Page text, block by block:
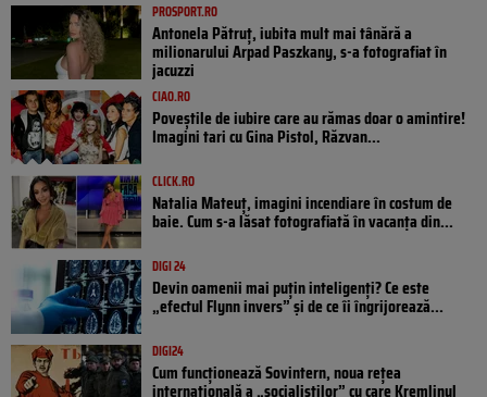
PROSPORT.RO
Antonela Pătruț, iubita mult mai tânără a
milionarului Arpad Paszkany, s-a fotografiat în
jacuzzi
CIAO.RO
Poveştile de iubire care au rămas doar o amintire!
Imagini tari cu Gina Pistol, Răzvan...
CLICK.RO
Natalia Mateuț, imagini incendiare în costum de
baie. Cum s-a lăsat fotografiată în vacanța din...
DIGI 24
Devin oamenii mai puțin inteligenți? Ce este
„efectul Flynn invers” și de ce îi îngrijorează...
DIGI24
Cum funcționează Sovintern, noua rețea
internațională a „socialiștilor” cu care Kremlinul